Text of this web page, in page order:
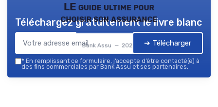
LE guide ultime pour
choisir son assurance
Bank Assu — 2026
Téléchargez gratuitement le livre blanc
➔ Télécharger
* En remplissant ce formulaire, j’accepte d’être contacté(e) à
des fins commerciales par Bank Assu et ses partenaires.